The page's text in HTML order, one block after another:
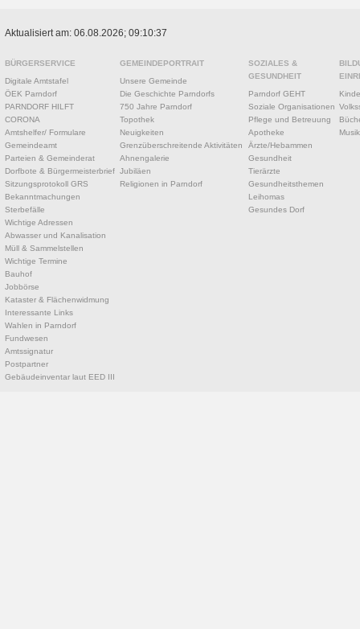
Aktualisiert am: 06.08.2026; 09:10:37
BÜRGERSERVICE
Digitale Amtstafel
ÖEK Parndorf
PARNDORF HILFT
CORONA
Amtshelfer/ Formulare
Gemeindeamt
Parteien & Gemeinderat
Dorfbote & Bürgermeisterbrief
Sitzungsprotokoll GRS
Bekanntmachungen
Sterbefälle
Wichtige Adressen
Abwasser und Kanalisation
Müll & Sammelstellen
Wichtige Termine
Bauhof
Jobbörse
Kataster & Flächenwidmung
Interessante Links
Wahlen in Parndorf
Fundwesen
Amtssignatur
Postpartner
Gebäudeinventar laut EED III
GEMEINDEPORTRAIT
Unsere Gemeinde
Die Geschichte Parndorfs
750 Jahre Parndorf
Topothek
Neuigkeiten
Grenzüberschreitende Aktivitäten
Ahnengalerie
Jubiläen
Religionen in Parndorf
SOZIALES &
GESUNDHEIT
Parndorf GEHT
Soziale Organisationen
Pflege und Betreuung
Apotheke
Ärzte/Hebammen
Gesundheit
Tierärzte
Gesundheitsthemen
Leihomas
Gesundes Dorf